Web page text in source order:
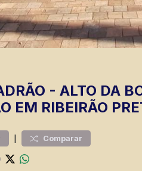
- ALTO DA
EM RIBEIRÃO
| Comparar